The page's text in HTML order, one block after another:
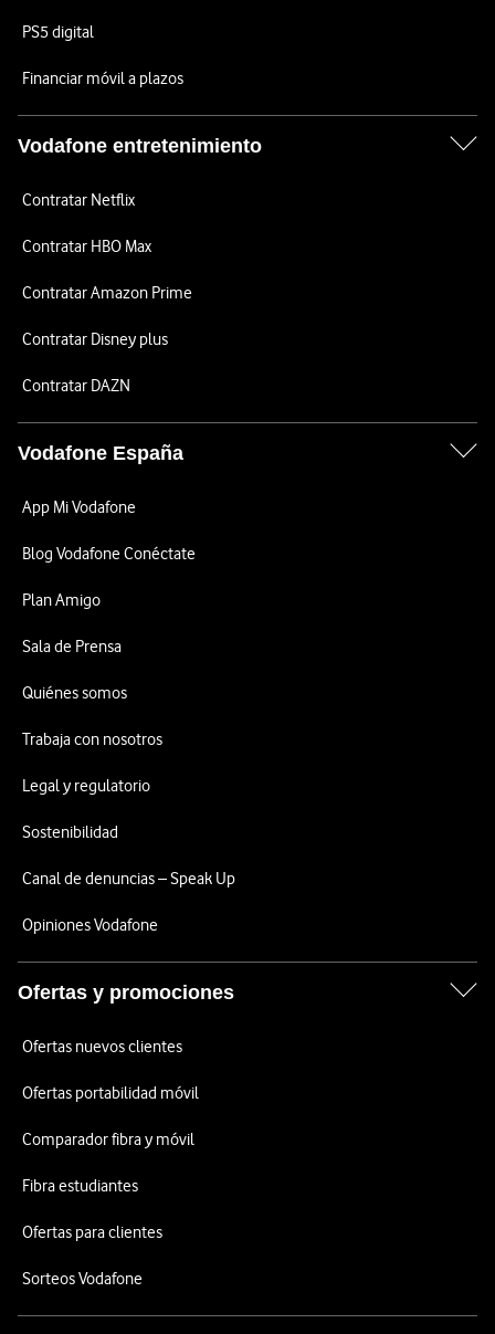
PS5 digital
Financiar móvil a plazos
Vodafone entretenimiento
Contratar Netflix
Contratar HBO Max
Contratar Amazon Prime
Contratar Disney plus
Contratar DAZN
Vodafone España
App Mi Vodafone
Blog Vodafone Conéctate
Plan Amigo
Sala de Prensa
Quiénes somos
Trabaja con nosotros
Legal y regulatorio
Sostenibilidad
Canal de denuncias – Speak Up
Opiniones Vodafone
Ofertas y promociones
Ofertas nuevos clientes
Ofertas portabilidad móvil
Comparador fibra y móvil
Fibra estudiantes
Ofertas para clientes
Sorteos Vodafone